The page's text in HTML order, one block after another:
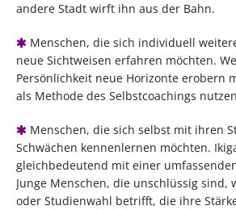
andere Stadt wirft ihn aus der Bahn.
Menschen, die sich individuell
neue Sichtweisen erfahren möchten.
Persönlichkeit neue Horizonte erobern
als Methode des Selbstcoachings
Menschen, die sich selbst mit ihren
Schwächen kennenlernen möchten.
gleichbedeutend mit einer
Junge Menschen, die unschlüssig sind,
oder Studienwahl betrifft, die ihre